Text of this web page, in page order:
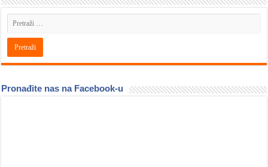
Pronađite nas na Facebook-u